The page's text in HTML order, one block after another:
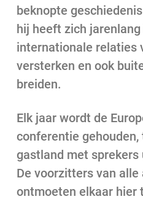
beknopte
hij heeft zich
internationale relaties
versterken en ook
breiden.
Elk jaar wordt de
conferentie
gastland met sprekers
De voorzitters van alle
ontmoeten elkaar hier